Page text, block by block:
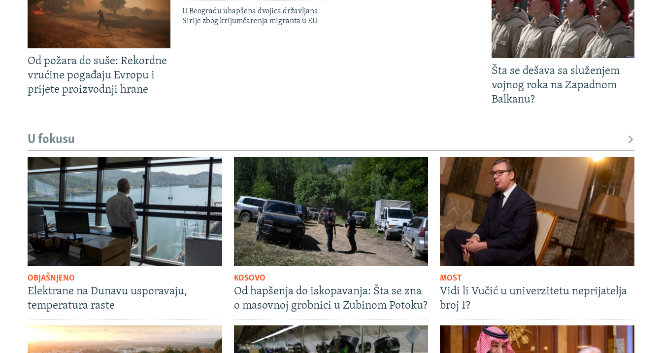
Od požara do suše: Rekordne
vrućine pogađaju Evropu i
prijete proizvodnji hrane
U Beogradu uhapšena dvojica državljana
Sirije zbog krijumčarenja migranta u EU
Šta se dešava sa služenjem
vojnog roka na Zapadnom
Balkanu?
U fokusu
OBJAŠNJENO
Elektrane na Dunavu usporavaju,
temperatura raste
KOSOVO
Od hapšenja do iskopavanja: Šta se zna
o masovnoj grobnici u Zubinom Potoku?
MOST
Vidi li Vučić u univerzitetu neprijatelja
broj 1?